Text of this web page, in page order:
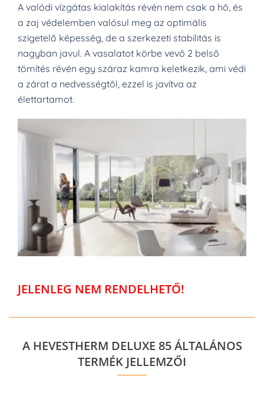
A valódi vízgátas kialakítás révén nem csak a hő, és
a zaj védelemben valósul meg az optimális
szigetelő képesség, de a szerkezeti stabilitás is
nagyban javul. A vasalatot körbe vevő 2 belső
tömítés révén egy száraz kamra keletkezik, ami védi
a zárat a nedvességtől, ezzel is javítva az
élettartamot.
JELENLEG NEM RENDELHETŐ!
A HEVESTHERM DELUXE 85 ÁLTALÁNOS
TERMÉK JELLEMZŐI